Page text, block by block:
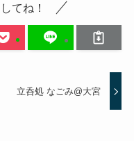
てね！
立呑処 なごみ@大宮